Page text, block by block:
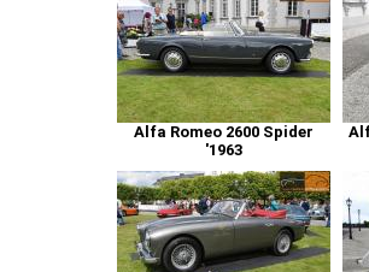
Alfa Romeo 2600 Spider
'1963